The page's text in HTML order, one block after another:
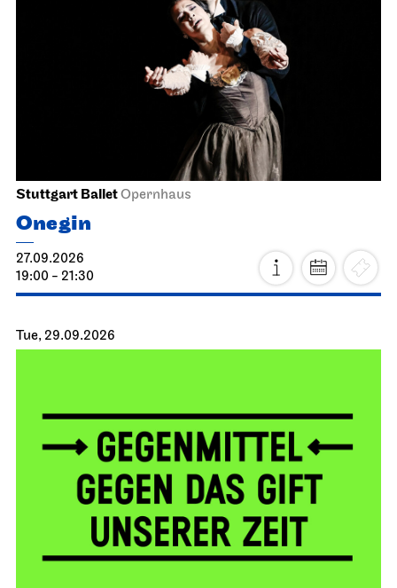
Stuttgart BalletOpernhaus
Onegin
27.09.2026
19:00 - 21:30
Tue, 29.09.2026